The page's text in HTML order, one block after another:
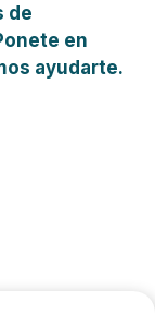
de
en
ayudarte.